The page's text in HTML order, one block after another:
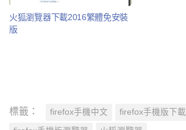
火狐瀏覽器下載2016繁體免安裝
版
標籤： firefox手機中文 firefox手機版下載